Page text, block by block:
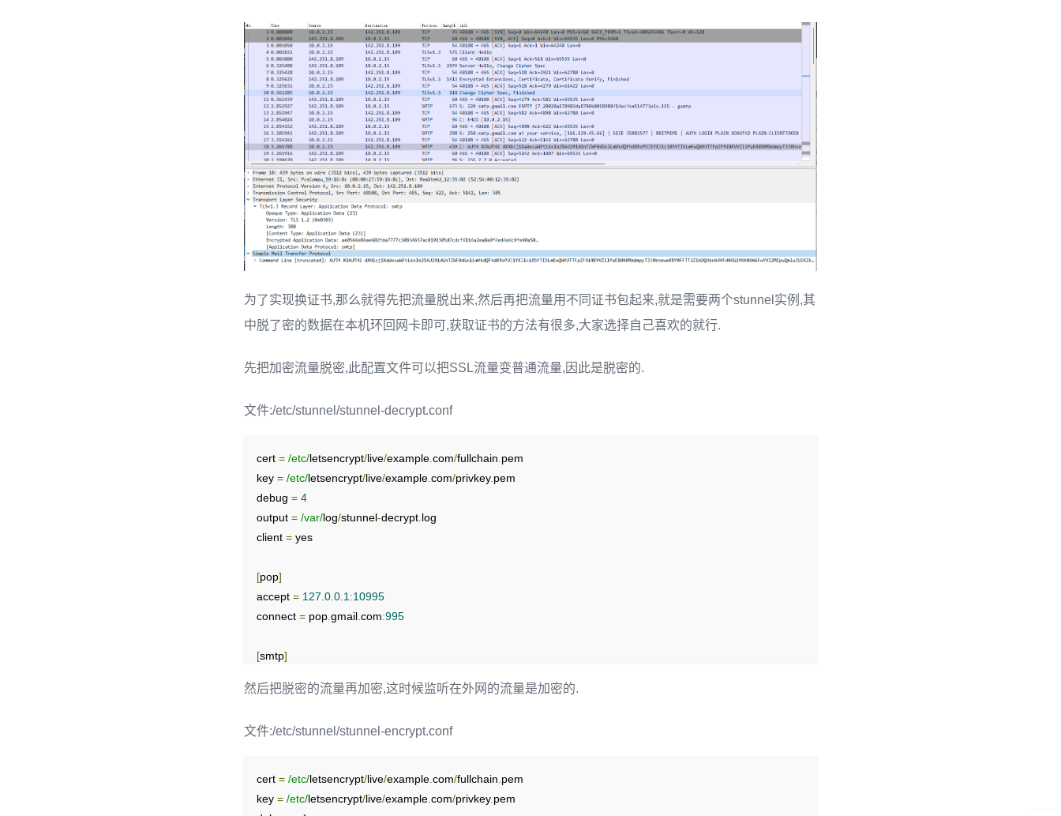
为了实现换证书,那么就得先把流量脱出来,然后再把流量用不同证书包起来,就是需要两个stunnel实例,其
中脱了密的数据在本机环回网卡即可,获取证书的方法有很多,大家选择自己喜欢的就行.
先把加密流量脱密,此配置文件可以把SSL流量变普通流量,因此是脱密的.
文件:/etc/stunnel/stunnel-decrypt.conf
cert = /etc/letsencrypt/live/example. com/fullchain pem
key = /etc/letsencrypt/live/example. com/privkey. pem
debug = 4
output = /var/log/stunnel-decrypt. log
client = yes
[pop]
accept = 127.0. 0.1 :10995
connect = pop. gmail. com:995
[smtp]
connect = smtp.gmail.com:465
[imap]
connect = imap gmail.com
然后把脱密的流量再加密,这时候监听在外网的流量是加密的.
文件:/etc/stunnel/stunnel-encrypt.conf
cert = /etc/letsencrypt/live/example. com/fullchain pem
key = /etc/letsencrypt/live/example. com/privkey. pem